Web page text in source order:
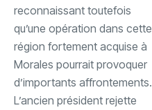
reconnaissant toutefois
qu’une opération dans cette
région fortement acquise à
Morales pourrait provoquer
d’importants affrontements.
L’ancien président rejette